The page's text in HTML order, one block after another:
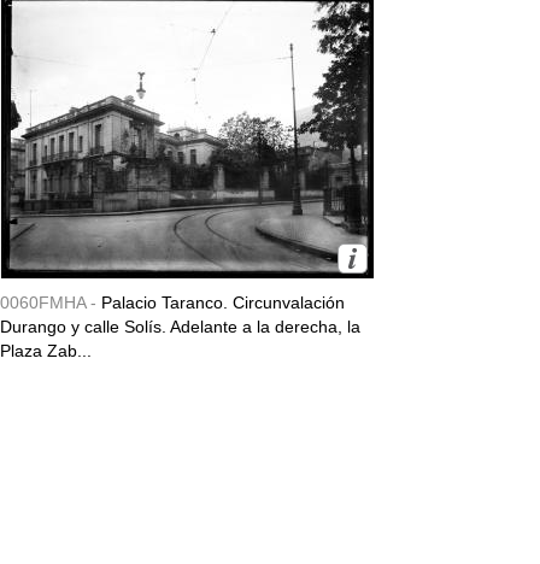
0060FMHA - Palacio Taranco. Circunvalación
Durango y calle Solís. Adelante a la derecha, la
Plaza Zab...